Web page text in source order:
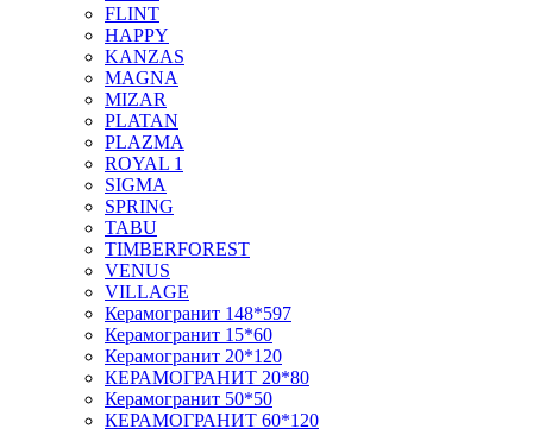
FLINT
HAPPY
KANZAS
MAGNA
MIZAR
PLATAN
PLAZMA
ROYAL 1
SIGMA
SPRING
TABU
TIMBERFOREST
VENUS
VILLAGE
Керамогранит 148*597
Керамогранит 15*60
Керамогранит 20*120
КЕРАМОГРАНИТ 20*80
Керамогранит 50*50
КЕРАМОГРАНИТ 60*120